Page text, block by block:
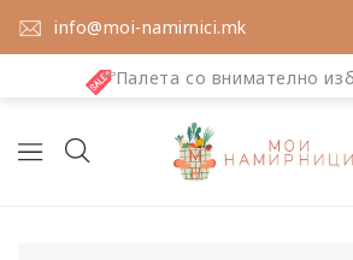
info@moi-namirnici.mk
Палета со внимателно